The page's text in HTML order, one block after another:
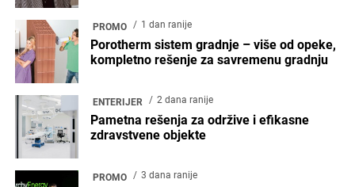
PROMO 1 dan ranije
Porotherm sistem gradnje – više od opeke,
kompletno rešenje za savremenu gradnju
ENTERIJER 2 dana ranije
Pametna rešenja za održive i efikasne
zdravstvene objekte
PROMO 3 dana ranije